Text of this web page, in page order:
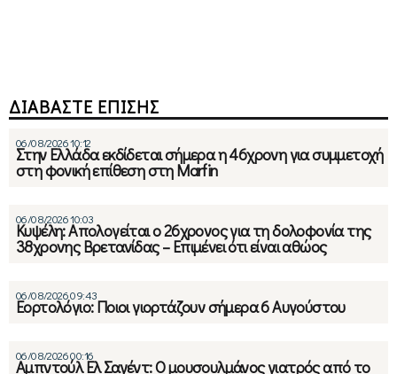
ΔΙΑΒΑΣΤΕ ΕΠΙΣΗΣ
06/08/2026 10:12
Στην Ελλάδα εκδίδεται σήμερα η 46χρονη για συμμετοχή
στη φονική επίθεση στη Marfin
06/08/2026 10:03
Κυψέλη: Απολογείται ο 26χρονος για τη δολοφονία της
38χρονης Βρετανίδας – Επιμένει ότι είναι αθώος
06/08/2026 09:43
Εορτολόγιο: Ποιοι γιορτάζουν σήμερα 6 Αυγούστου
06/08/2026 00:16
Αμπντούλ Ελ Σαγέντ: Ο μουσουλμάνος γιατρός από το